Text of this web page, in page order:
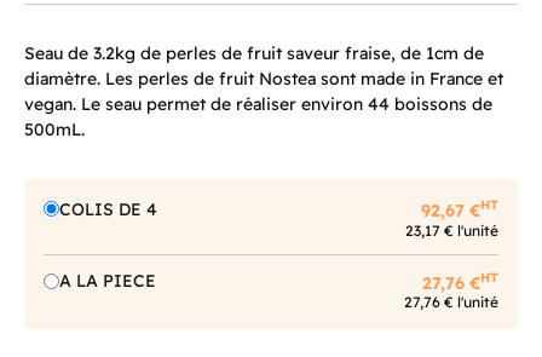
Seau de 3.2kg de perles de fruit saveur fraise, de 1cm de
diamètre. Les perles de fruit Nostea sont made in France et
vegan. Le seau permet de réaliser environ 44 boissons de
500mL.
COLIS DE 4 92,67 €HT
23,17 € l'unité
A LA PIECE 27,76 €HT
27,76 € l'unité